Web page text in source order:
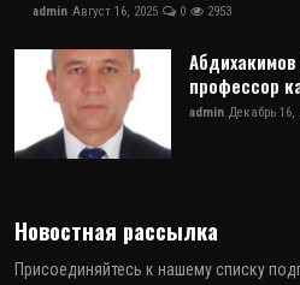
admin Август 16, 2025 0 2953
профессор
admin Декабрь 16,
Новостная рассылка
Присоединяйтесь к нашему списку